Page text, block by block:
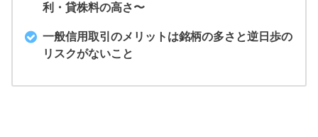
利・貸株料の高さ〜
一般信用取引のメリットは銘柄の多さと逆日歩の
リスクがないこと